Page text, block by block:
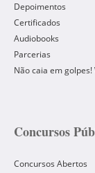
Depoimentos
Certificados
Audiobooks
Parcerias
Não caia em
Concursos
Concursos Abertos